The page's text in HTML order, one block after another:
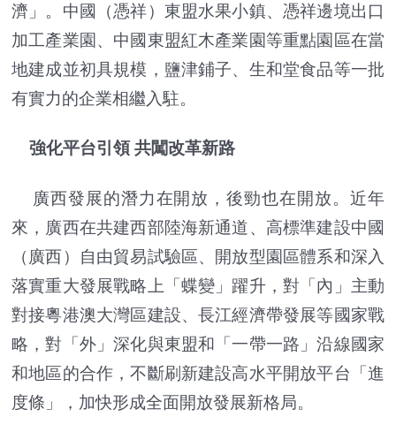
濟」。中國（憑祥）東盟水果小鎮、憑祥邊境出口
加工產業園、中國東盟紅木產業園等重點園區在當
地建成並初具規模，鹽津鋪子、生和堂食品等一批
有實力的企業相繼入駐。
強化平台引領 共闖改革新路
廣西發展的潛力在開放，後勁也在開放。近年
來，廣西在共建西部陸海新通道、高標準建設中國
（廣西）自由貿易試驗區、開放型園區體系和深入
落實重大發展戰略上「蝶變」躍升，對「內」主動
對接粵港澳大灣區建設、長江經濟帶發展等國家戰
略，對「外」深化與東盟和「一帶一路」沿線國家
和地區的合作，不斷刷新建設高水平開放平台「進
度條」，加快形成全面開放發展新格局。